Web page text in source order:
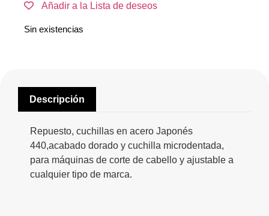
Añadir a la Lista de deseos
Sin existencias
Descripción
Repuesto, cuchillas en acero Japonés
440,acabado dorado y cuchilla microdentada,
para máquinas de corte de cabello y ajustable a
cualquier tipo de marca.